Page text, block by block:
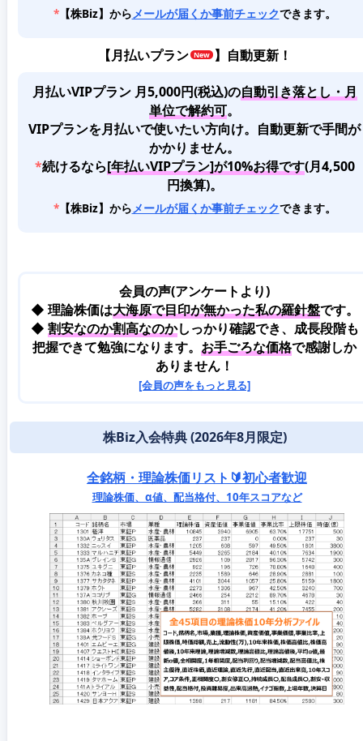
*【株Biz】から メールが届くか事前チェックできます。
【月払いプラン 】自動更新！
月払いVIPプラン 月5,000円(税込)の自動引き落とし・月
単位で解約可。
VIPプランを月払いで使いたい方向け。自動更新で手間が
かかりません。
*続けるなら[年払いVIPプラン]が10%お得です(月4,500
円換算)。
*【株Biz】からメールが届くか事前チェックできます。
会員の声(アンケートより)
◆ 理論株価は大海原で目印が無かった私の羅針盤です。
◆ 割安なのか割高なのかしっかり確認でき、成長段階も
把握できて勉強になります。 お手ごろな価格で感謝しか
ありません！
[会員の声をもっと見る]
株Biz入会特典 (2026年8月限定)
全銘柄・理論株価リスト🔰初心者歓迎
理論株価、α値、配当格付、10年スコアなど